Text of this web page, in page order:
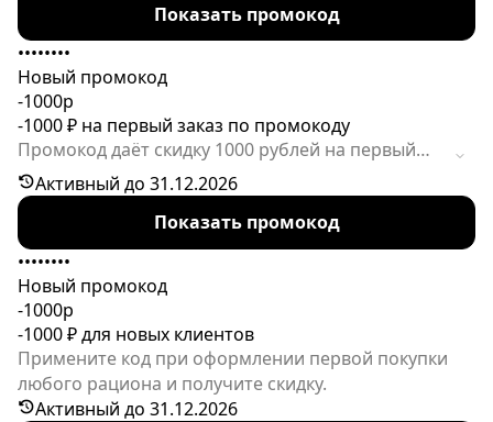
Показать промокод
••••••••
Новый промокод
-1000р
-1000 ₽ на первый заказ по промокоду
Промокод даёт скидку 1000 рублей на первый
заказ готовых наборов с рецептами и
продуктами. Количество активаций ограничено.
Активный до 31.12.2026
Показать промокод
••••••••
Новый промокод
-1000р
-1000 ₽ для новых клиентов
Примените код при оформлении первой покупки
любого рациона и получите скидку.
Активный до 31.12.2026